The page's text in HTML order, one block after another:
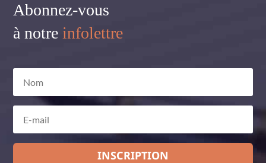
Abonnez-vous
à notreinfolettre
INSCRIPTION